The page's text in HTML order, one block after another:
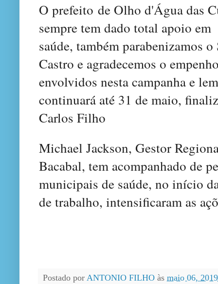
O prefeito de Olho d'Água das
sempre tem dado total apoio em
saúde, também parabenizamos
Castro e agradecemos o
envolvidos nesta campanha e
continuará até 31 de maio,
Carlos Filho
Michael Jackson, Gestor
Bacabal, tem acompanhado de
municipais de saúde, no início
de trabalho, intensificaram as
Postado por ANTONIO FILHO às maio 06,